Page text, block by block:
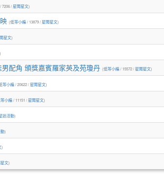
7206 /星聞星文)
(低等小編/ 13879 /星聞星文)
星文)
)
配角 頒獎嘉賓羅家英及苑瓊丹 (低等小編/ 15572 /星聞星文)
等小編/ 20622 /星聞星文)
小編/ 11151 /星聞星文)
迷活動)
)
)
文)